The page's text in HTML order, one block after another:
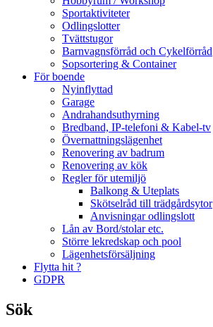
Sportaktiviteter
Odlingslotter
Tvättstugor
Barnvagnsförråd och Cykelförråd
Sopsortering & Container
För boende
Nyinflyttad
Garage
Andrahandsuthyrning
Bredband, IP-telefoni & Kabel-tv
Övernattningslägenhet
Renovering av badrum
Renovering av kök
Regler för utemiljö
Balkong & Uteplats
Skötselråd till trädgårdsytor
Anvisningar odlingslott
Lån av Bord/stolar etc.
Större lekredskap och pool
Lägenhetsförsäljning
Flytta hit ?
GDPR
Sök